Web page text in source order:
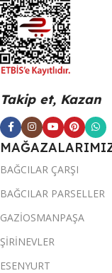
Takip et, Kazan
BAĞCILAR ÇARŞI
BAĞCILAR PARSELLER
GAZİOSMANPAŞA
ŞİRİNEVLER
ESENYURT